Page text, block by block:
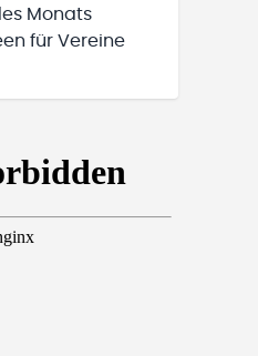
Monats
für Vereine